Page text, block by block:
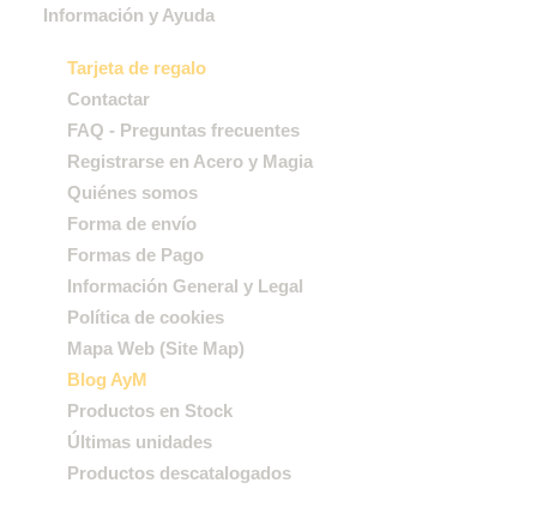
Información y Ayuda
Tarjeta de regalo
Contactar
FAQ - Preguntas frecuentes
Registrarse en Acero y Magia
Quiénes somos
Forma de envío
Formas de Pago
Información General y Legal
Política de cookies
Mapa Web (Site Map)
Blog AyM
Productos en Stock
Últimas unidades
Productos descatalogados